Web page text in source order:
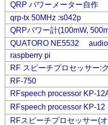
QRP パワーメーター自作
qrp-tx 50MHz :s042p
QRPパワー計(100mW,
QUATORO NE5532
raspberry pi
RF スピーチプロセッサー:
RF-750
RFspeech processor KP-
RFspeech processor KP-12
RFスピーチプロセッサー(